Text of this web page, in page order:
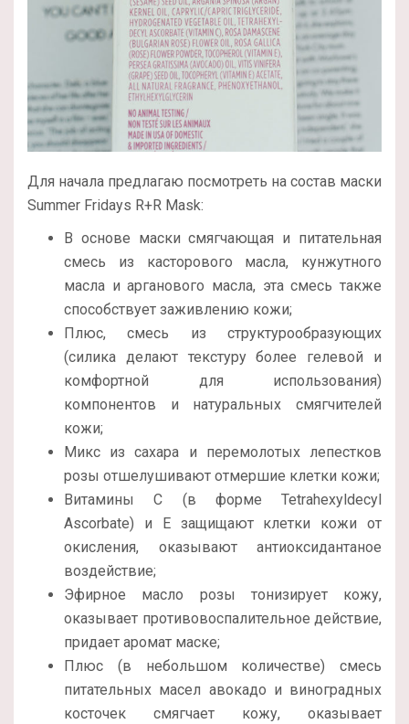
Для начала предлагаю посмотреть на состав маски
Summer Fridays R+R Mask:
В основе маски смягчающая и питательная
смесь из касторового масла, кунжутного
масла и арганового масла, эта смесь также
способствует заживлению кожи;
Плюс, смесь из структурообразующих
(силика делают текстуру более гелевой и
комфортной для использования)
компонентов и натуральных смягчителей
кожи;
Микс из сахара и перемолотых лепестков
розы отшелушивают отмершие клетки кожи;
Витамины С (в форме Tetrahexyldecyl
Ascorbate) и Е защищают клетки кожи от
окисления, оказывают антиоксидантаное
воздействие;
Эфирное масло розы тонизирует кожу,
оказывает противовоспалительное действие,
придает аромат маске;
Плюс (в небольшом количестве) смесь
питательных масел авокадо и виноградных
косточек смягчает кожу, оказывает